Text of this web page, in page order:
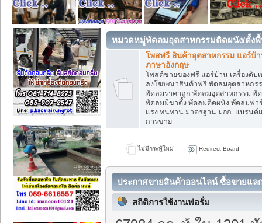
หมวดหมู่พัดลมอุตสาหกรรมติดผนัง/ตั้งพื้
รับเหมาก่อสร้าง และสินค้าอื่นๆ
โพสฟรี สินค้าอุตสาหกรรม แอร์บ้
ภาษาอังกฤษ
โพสต์ขายของฟรี แอร์บ้าน เครื่องดับ
ลงโฆษณาสินค้าฟรี พัดลมอุตสาหกร
พัดลมราคาถูก พัดลมอุตสาหกรรม พั
พัดลมมีขาตั้ง พัดลมติดผนัง พัดลมฟา
แรง ทนทาน มาตรฐาน มอก. แบรนด์
การขาย
ไม่มีกระทู้ใหม่ Redirect Board
ประกาศขายสินค้าออนไลน์ ซื้อขายแล
ขายรถ.ลงประกาศฟรีออนไลน์ โพสฟรี
สถิติการใช้งานฟอรั่ม